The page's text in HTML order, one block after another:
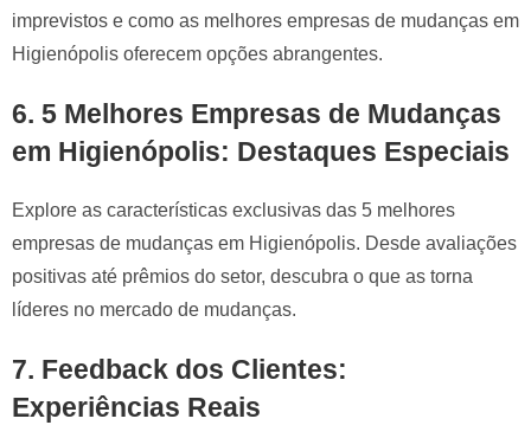
imprevistos e como as melhores empresas de mudanças em
Higienópolis oferecem opções abrangentes.
6. 5 Melhores Empresas de Mudanças
em Higienópolis: Destaques Especiais
Explore as características exclusivas das 5 melhores
empresas de mudanças em Higienópolis. Desde avaliações
positivas até prêmios do setor, descubra o que as torna
líderes no mercado de mudanças.
7. Feedback dos Clientes:
Experiências Reais